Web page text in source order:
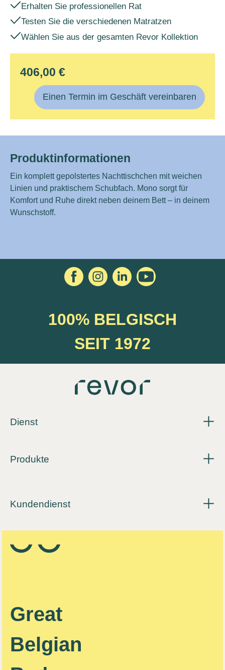
Erhalten Sie professionellen Rat
Testen Sie die verschiedenen Matratzen
Wählen Sie aus der gesamten Revor Kollektion
406,00 €
Einen Termin im Geschäft vereinbaren
Produktinformationen
Ein komplett gepolstertes Nachttischchen mit weichen
Linien und praktischem Schubfach. Mono sorgt für
Komfort und Ruhe direkt neben deinem Bett – in deinem
Wunschstoff.
100% BELGISCH
SEIT 1972
Dienst
Produkte
Kundendienst
Great
Belgian